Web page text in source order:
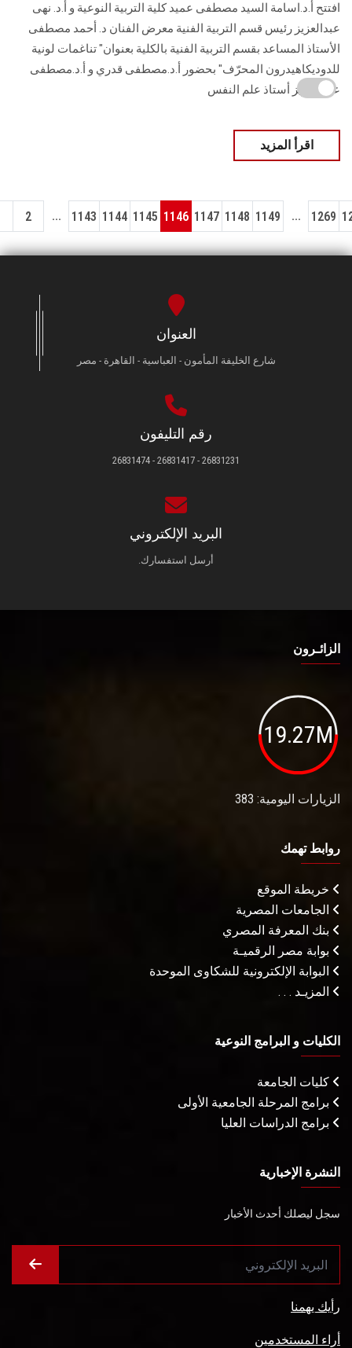
افتتح أ.د.اسامة السيد مصطفى عميد كلية التربية النوعية و أ.د. نهى
عبدالعزيز رئيس قسم التربية الفنية معرض الفنان د. أحمد مصطفى
الأستاذ المساعد بقسم التربية الفنية بالكلية بعنوان" تناغمات لونية
للدوديكاهيدرون المحرّف" بحضور أ.د.مصطفى قدري و أ.د.مصطفى
عبد العزيز أستاذ علم النفس
اقرأ المزيد
2 ... 1143 1144 1145 1146 1147 1148 1149 ... 1269
العنوان
شارع الخليفة المأمون - العباسية - القاهرة - مصر
رقم التليفون
26831231 - 26831417 - 26831474
البريد الإلكتروني
أرسل استفسارك.
الزائـرون
19.27M
الزيارات اليومية: 383
روابط تهمك
خريطة الموقع
الجامعات المصرية
بنك المعرفة المصري
بوابة مصر الرقميـة
البوابة الإلكترونية للشكاوى الموحدة
المزيـد . . .
الكليات و البرامج النوعية
كليات الجامعة
برامج المرحلة الجامعية الأولى
برامج الدراسات العليا
النشرة الإخبارية
سجل ليصلك أحدث الأخبار
رأيك يهمنا
أراء المستخدمين